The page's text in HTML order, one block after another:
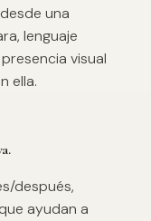
una
lenguaje
visual
ella.
después,
ayudan a